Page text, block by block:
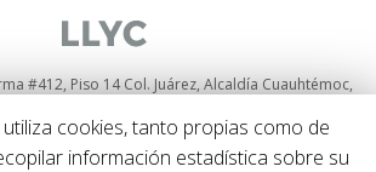
#412, Piso 14 Col. Juárez, Alcaldía Cuauhtémoc,
+52 55525 71084
cookies
privacidad sobre Social media listening
cookies, tanto propias como de
información estadística sobre su